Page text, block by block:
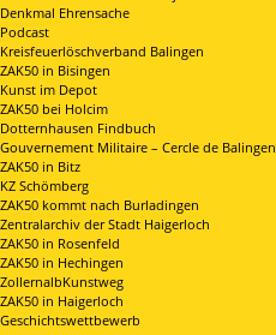
Denkmal Ehrensache
Podcast
Kreisfeuerlöschverband Balingen
ZAK50 in Bisingen
Kunst im Depot
ZAK50 bei Holcim
Dotternhausen Findbuch
Gouvernement Militaire – Cercle de Balingen
ZAK50 in Bitz
KZ Schömberg
ZAK50 kommt nach Burladingen
Zentralarchiv der Stadt Haigerloch
ZAK50 in Rosenfeld
ZAK50 in Hechingen
ZollernalbKunstweg
ZAK50 in Haigerloch
Geschichtswettbewerb